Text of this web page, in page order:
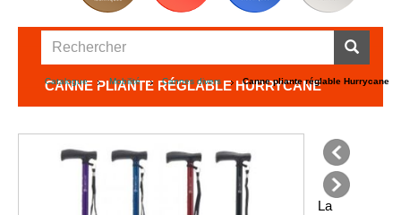
Catalogue Mobilité Cannes divers Canne pliante réglable Hurrycane
CANNE PLIANTE RÉGLABLE HURRYCANE
précédent
suivant
La